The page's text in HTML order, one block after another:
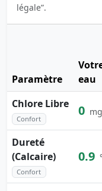
légale”.
Paramètre
eau
Chlore Libre
Confort
0
Dureté
(Calcaire)
Confort
0.9